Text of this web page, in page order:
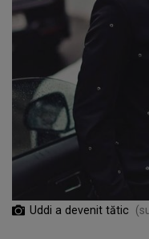
Uddi a devenit tătic